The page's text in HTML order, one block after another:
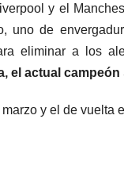
y el
uno de
eliminar a los
el actual
y el de vuelta